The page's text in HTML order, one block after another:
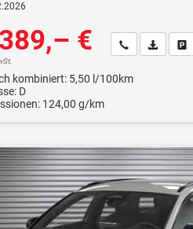
€ Wir rufen Sie an
kombiniert: 5,50 l/100km
D
124,00 g/km